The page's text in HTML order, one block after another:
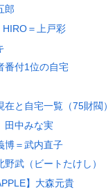
郎
HIRO＝上戸彩
番付1位の自宅
在と自宅一覧（75財閥）
田中みな実
博＝武内直子
野武（ビートたけし）
】大森元貴